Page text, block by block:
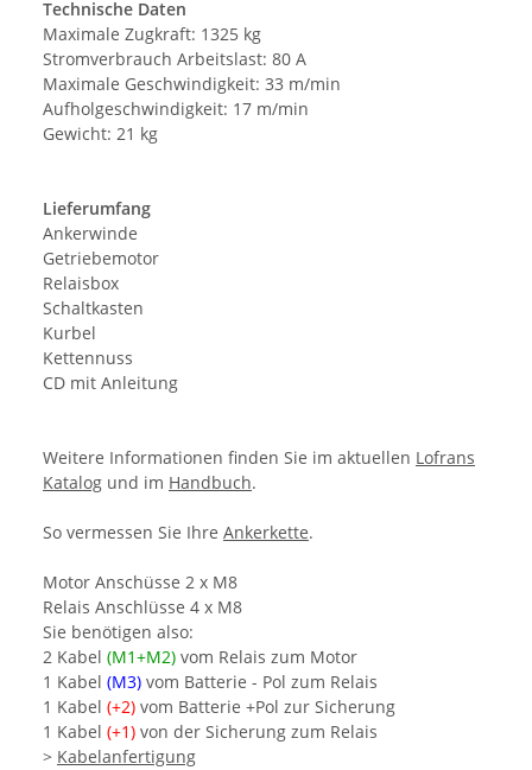
Technische Daten
Maximale Zugkraft: 1325 kg
Stromverbrauch Arbeitslast: 80 A
Maximale Geschwindigkeit: 33 m/min
Aufholgeschwindigkeit: 17 m/min
Gewicht: 21 kg
Lieferumfang
Ankerwinde
Getriebemotor
Relaisbox
Schaltkasten
Kurbel
Kettennuss
CD mit Anleitung
Weitere Informationen finden Sie im aktuellen Lofrans
Katalog und im Handbuch.
So vermessen Sie Ihre Ankerkette.
Motor Anschüsse 2 x M8
Relais Anschlüsse 4 x M8
Sie benötigen also:
2 Kabel (M1+M2) vom Relais zum Motor
1 Kabel (M3) vom Batterie - Pol zum Relais
1 Kabel (+2) vom Batterie +Pol zur Sicherung
1 Kabel (+1) von der Sicherung zum Relais
> Kabelanfertigung